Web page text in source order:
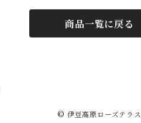
商品一覧に戻る
© 伊豆高原ローズテラス